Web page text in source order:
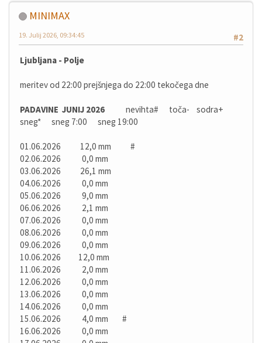
MINIMAX
#2
19. Julij 2026, 09:34:45
Ljubljana - Polje
meritev od 22:00 prejšnjega do 22:00 tekočega dne
PADAVINE JUNIJ 2026
nevihta# toča- sodra+
sneg* sneg 7:00 sneg 19:00
01.06.2026 12,0 mm #
02.06.2026 0,0 mm
03.06.2026 26,1 mm
04.06.2026 0,0 mm
05.06.2026 9,0 mm
06.06.2026 2,1 mm
07.06.2026 0,0 mm
08.06.2026 0,0 mm
09.06.2026 0,0 mm
10.06.2026 12,0 mm
11.06.2026 2,0 mm
12.06.2026 0,0 mm
13.06.2026 0,0 mm
14.06.2026 0,0 mm
15.06.2026 4,0 mm #
16.06.2026 0,0 mm